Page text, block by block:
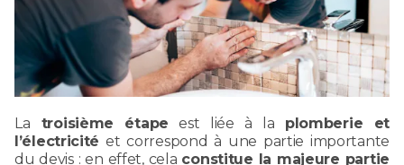
La troisième étape est liée à la plomberie et
l’électricité et correspond à une partie importante
du devis : en effet, cela constitue la majeure partie